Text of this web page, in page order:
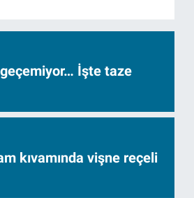
İşte taze
kıvamında vişne reçeli